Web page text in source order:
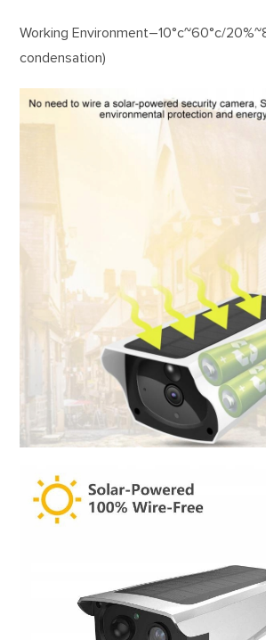
Working Environment–10°c~60°c/
condensation)